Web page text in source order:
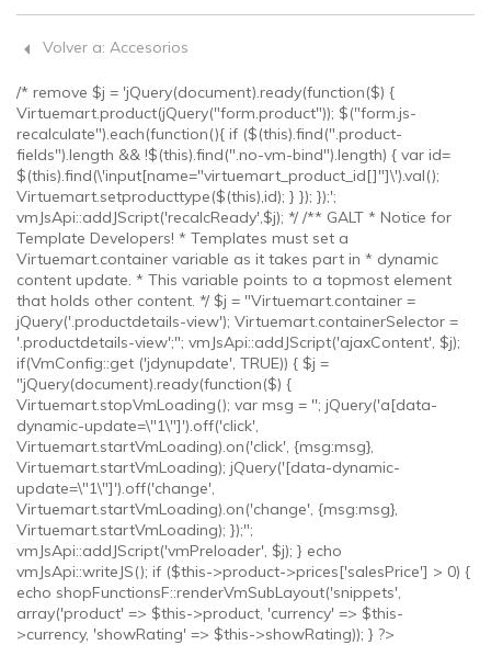
Volver a: Accesorios
/* remove $j = 'jQuery(document).ready(function($) {
Virtuemart.product(jQuery("form.product")); $("form.js-
recalculate").each(function(){ if ($(this).find(".product-
fields").length && !$(this).find(".no-vm-bind").length) { var id=
$(this).find(\'input[name="virtuemart_product_id[]"]\').val();
Virtuemart.setproducttype($(this),id); } }); });';
vmJsApi::addJScript('recalcReady',$j); */ /** GALT * Notice for
Template Developers! * Templates must set a
Virtuemart.container variable as it takes part in * dynamic
content update. * This variable points to a topmost element
that holds other content. */ $j = "Virtuemart.container =
jQuery('.productdetails-view'); Virtuemart.containerSelector =
'.productdetails-view';"; vmJsApi::addJScript('ajaxContent', $j);
if(VmConfig::get ('jdynupdate', TRUE)) { $j =
"jQuery(document).ready(function($) {
Virtuemart.stopVmLoading(); var msg = ''; jQuery('a[data-
dynamic-update=\"1\"]').off('click',
Virtuemart.startVmLoading).on('click', {msg:msg},
Virtuemart.startVmLoading); jQuery('[data-dynamic-
update=\"1\"]').off('change',
Virtuemart.startVmLoading).on('change', {msg:msg},
Virtuemart.startVmLoading); });";
vmJsApi::addJScript('vmPreloader', $j); } echo
vmJsApi::writeJS(); if ($this->product->prices['salesPrice'] > 0) {
echo shopFunctionsF::renderVmSubLayout('snippets',
array('product' => $this->product, 'currency' => $this-
>currency, 'showRating' => $this->showRating)); } ?>